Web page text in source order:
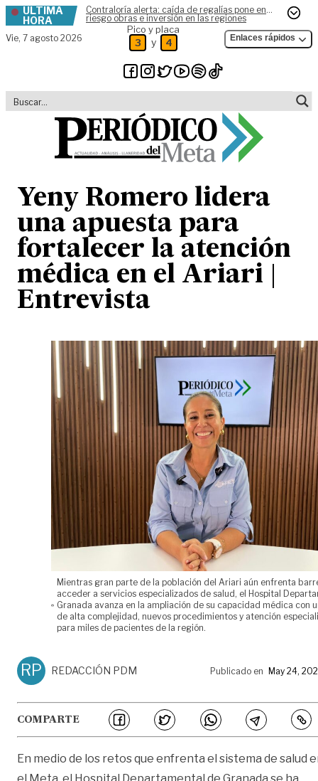
Skip to content
ÚLTIMA
HORA
Contraloría alerta: caída de regalías pone en
riesgo obras e inversión en las regiones
Vie, 7 agosto 2026
Pico y placa
3 y 4 Enlaces rápidos
Yeny Romero lidera
una apuesta para
fortalecer la atención
médica en el Ariari |
Entrevista
Mientras gran parte de la población del Ariari aún enfrenta
acceder a servicios especializados de salud, el Hospital
Granada avanza en la ampliación de su capacidad médica con
de alta complejidad, nuevos procedimientos y atención
para miles de pacientes de la región.
RP REDACCIÓN PDM Publicado en May 24,
COMPARTE
En medio de los retos que enfrenta el sistema de salud
el Meta, el Hospital Departamental de Granada se ha